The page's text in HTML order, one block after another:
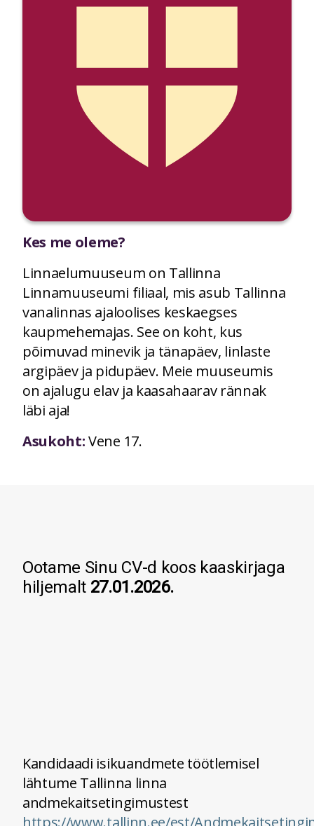
Kes me oleme?
Linnaelumuuseum on Tallinna
Linnamuuseumi filiaal, mis asub Tallinna
vanalinnas ajaloolises keskaegses
kaupmehemajas. See on koht, kus
põimuvad minevik ja tänapäev, linlaste
argipäev ja pidupäev. Meie muuseumis
on ajalugu elav ja kaasahaarav rännak
läbi aja!
Asukoht:Vene 17.
Ootame Sinu CV-d koos kaaskirjaga
hiljemalt 27.01.2026.
Kandidaadi isikuandmete töötlemisel
lähtume Tallinna linna
andmekaitsetingimustest